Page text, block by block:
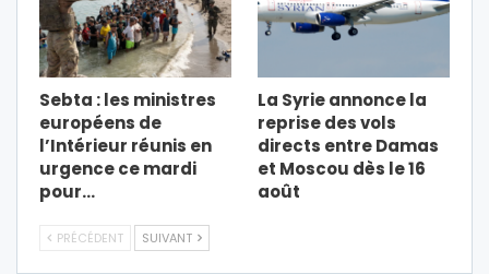
Sebta : les ministres
européens de
l’Intérieur réunis en
urgence ce mardi
pour…
La Syrie annonce la
reprise des vols
directs entre Damas
et Moscou dès le 16
août
PRÉCÉDENT SUIVANT